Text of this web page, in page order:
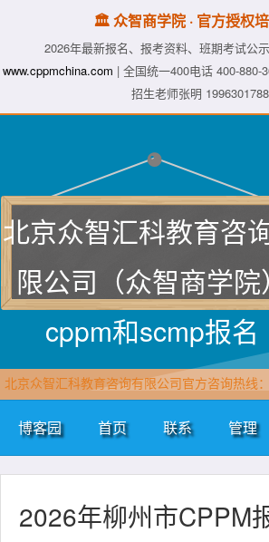
🏛️ 众智商学院 · 官方授权
2026年最新报名、报考资料、班期考试公
www.cppmchina.com | 全国统一400电话 400-
招生老师张明
北京众智汇科教育咨
限公司（众智商学院）
cppm和scmp报名
北京众智汇科教育咨询有限公司官方咨询热线
师·众智商学院）直属报名官网：
博客园 首页 联系 管理
2026年柳州市CPPM